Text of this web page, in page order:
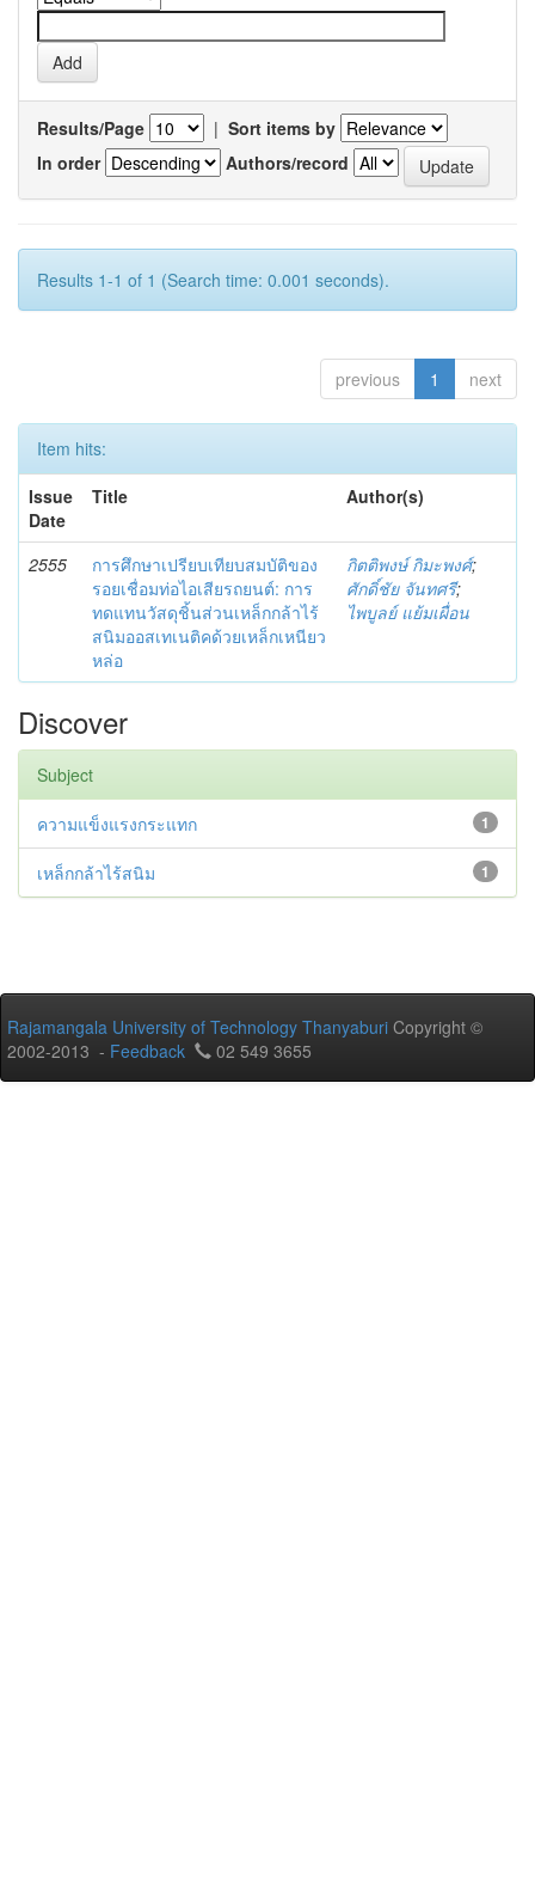
Results/Page | Sort items by
In order
Authors/record
Results 1-1 of 1 (Search time: 0.001 seconds).
previous 1 next
Item hits:
Issue
Date
Title Author(s)
2555
การศึกษาเปรียบเทียบสมบัติของ
รอยเชื่อมท่อไอเสียรถยนต์: การ
ทดแทนวัสดุชิ้นส่วนเหล็กกล้าไร้
สนิมออสเทเนติคด้วยเหล็กเหนียว
หล่อ
กิตติพงษ์ กิมะพงศ์;
ศักดิ์ชัย จันทศรี;
ไพบูลย์ แย้มเผื่อน
Discover
Subject
1
ความแข็งแรงกระแทก
1
เหล็กกล้าไร้สนิม
Rajamangala University of Technology Thanyaburi Copyright ©
2002-2013 - Feedback 02 549 3655